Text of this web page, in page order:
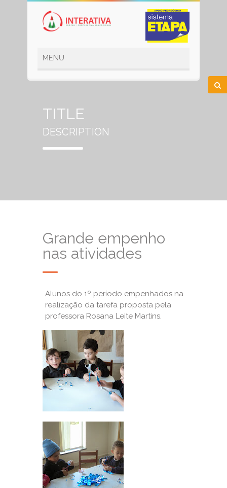
TITLE
DESCRIPTION
Grande empenho
nas atividades
Alunos do 1º período empenhados na
realização da tarefa proposta pela
professora Rosana Leite Martins.